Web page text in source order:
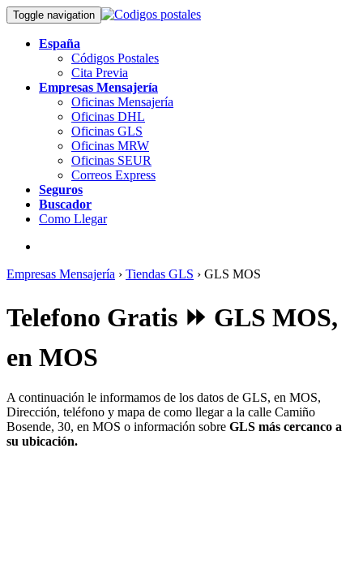
Toggle navigation
España
Códigos Postales
Cita Previa
Empresas Mensajería
Oficinas Mensajería
Oficinas DHL
Oficinas GLS
Oficinas MRW
Oficinas SEUR
Correos Express
Seguros
Buscador
Como Llegar
Empresas Mensajería › Tiendas GLS › GLS MOS
Telefono Gratis ⏩ GLS MOS,
en MOS
A continuación le informamos de los datos de GLS, en MOS,
Dirección, teléfono y mapa de como llegar a la calle Camiño
Bosende, 30, en MOS o información sobre GLS más cercanco a
su ubicación.